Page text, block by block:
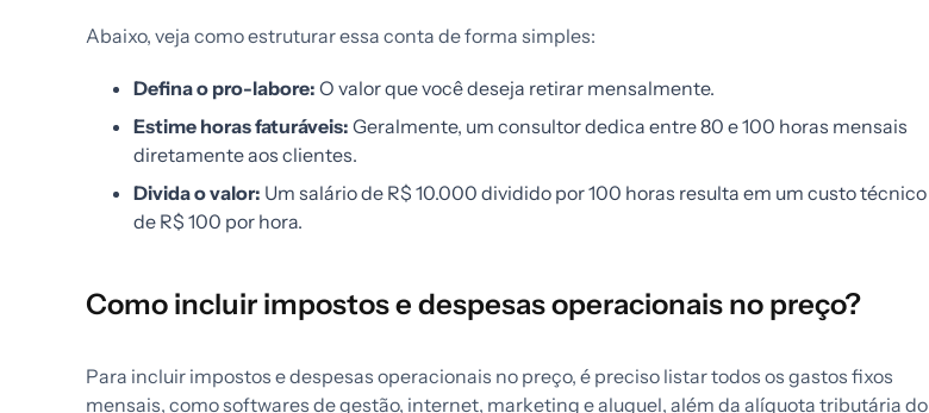
Abaixo, veja como estruturar essa conta de forma simples:
Defina o pro-labore: O valor que você deseja retirar mensalmente.
Estime horas faturáveis: Geralmente, um consultor dedica entre 80 e 100 horas mensais
diretamente aos clientes.
Divida o valor: Um salário de R$ 10.000 dividido por 100 horas resulta em um custo técnico
de R$ 100 por hora.
Como incluir impostos e despesas operacionais no preço?
Para incluir impostos e despesas operacionais no preço, é preciso listar todos os gastos fixos
mensais, como softwares de gestão, internet, marketing e aluguel, além da alíquota tributária do